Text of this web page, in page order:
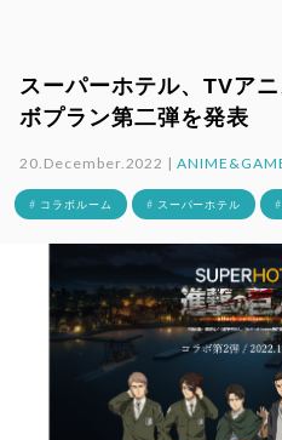
スーパーホテル、TVア
ボプラン第二弾を発表
20.December.2022 |
# コラボルーム # スーパーホテル